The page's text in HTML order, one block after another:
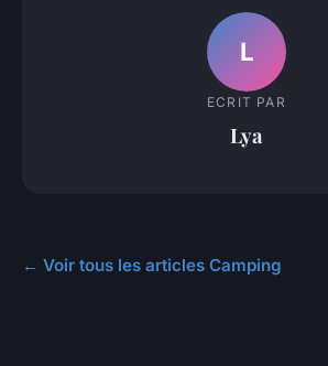
L
ECRIT PAR
Lya
← Voir tous les articles Camping